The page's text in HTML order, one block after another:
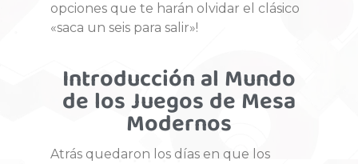
opciones que te harán olvidar el clásico
«saca un seis para salir»!
Introducción al Mundo
de los Juegos de Mesa
Modernos
Atrás quedaron los días en que los